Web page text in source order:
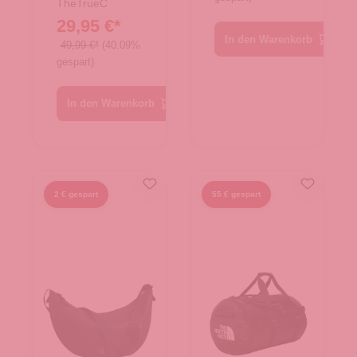
TheTrueC
29,95 €*
49,99 €* (40.09%
gespart)
2 € gespart 55 € gespart